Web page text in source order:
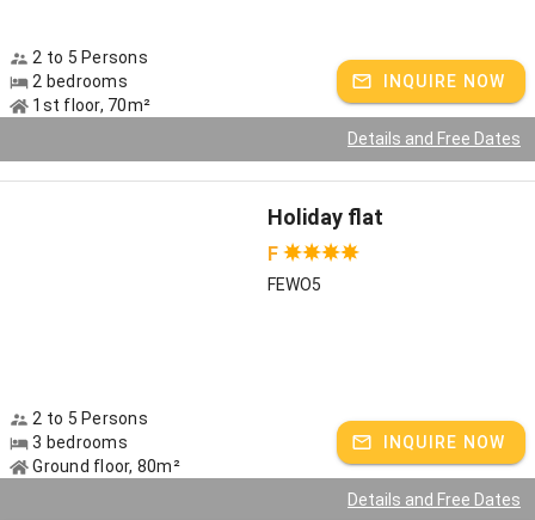
2 to 5 Persons
2 bedrooms
1st floor, 70m²
INQUIRE NOW
Details and Free Dates
Holiday flat
F
FEWO5
2 to 5 Persons
3 bedrooms
Ground floor, 80m²
INQUIRE NOW
Details and Free Dates